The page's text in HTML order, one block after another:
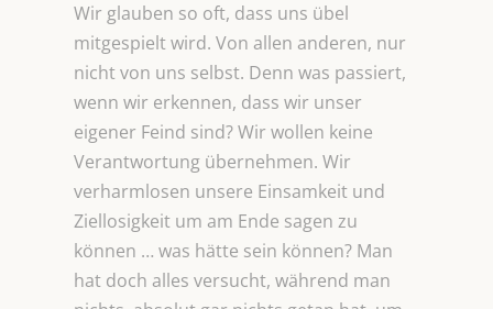
Wir glauben so oft, dass uns übel
mitgespielt wird. Von allen anderen, nur
nicht von uns selbst. Denn was passiert,
wenn wir erkennen, dass wir unser
eigener Feind sind? Wir wollen keine
Verantwortung übernehmen. Wir
verharmlosen unsere Einsamkeit und
Ziellosigkeit um am Ende sagen zu
können … was hätte sein können? Man
hat doch alles versucht, während man